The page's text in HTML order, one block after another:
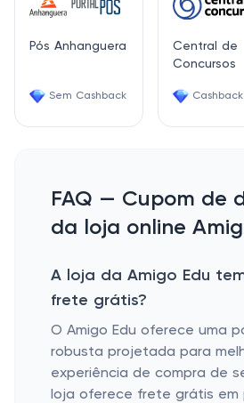
Pós Anhanguera
Sem Cashback
Central de
Concursos
Cashback
FAQ — Cupom de
da loja online
A loja da Amigo Edu
frete grátis?
O Amigo Edu oferece uma
robusta projetada para
experiência de compra de
loja oferece frete grátis em